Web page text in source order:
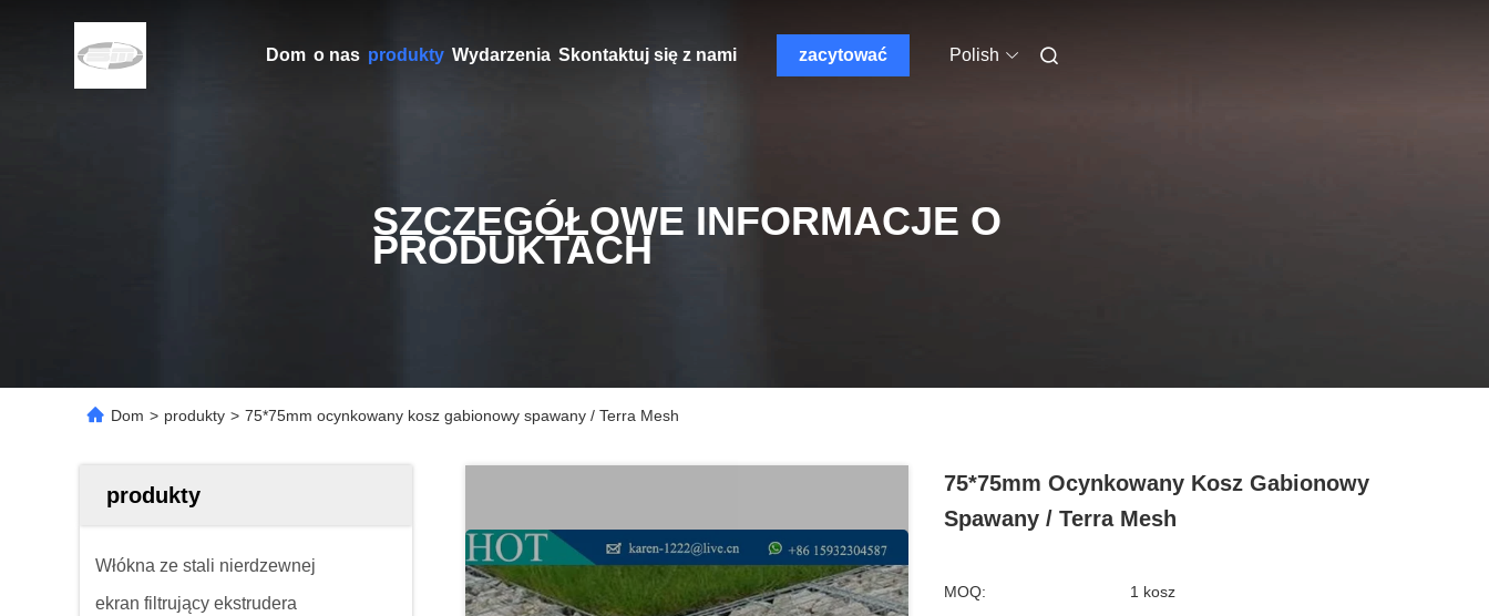
Dom o nas produkty Wydarzenia Skontaktuj się z nami zacytować Polish
SZCZEGÓŁOWE INFORMACJE O
PRODUKTACH
Dom > produkty > 75*75mm ocynkowany kosz gabionowy spawany / Terra Mesh
produkty
Włókna ze stali nierdzewnej
ekran filtrujący ekstrudera
75*75mm Ocynkowany Kosz Gabionowy
Spawany / Terra Mesh
MOQ: 1 kosz